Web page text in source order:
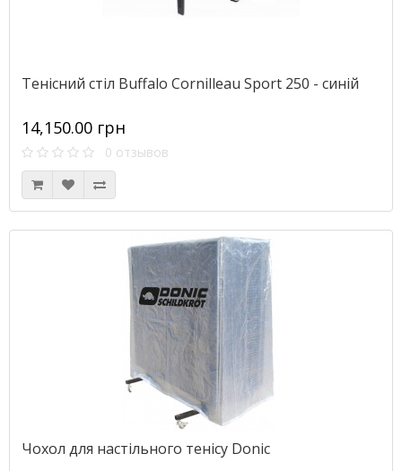
Тенісний стіл Buffalo Cornilleau Sport 250 - синій
14,150.00 грн
0 отзывов
Чохол для настільного тенісу Donic